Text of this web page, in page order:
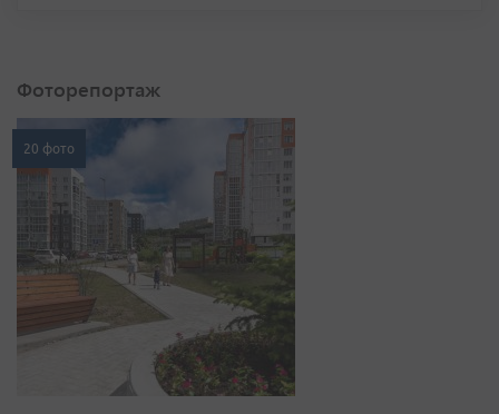
Фоторепортаж
20 фото